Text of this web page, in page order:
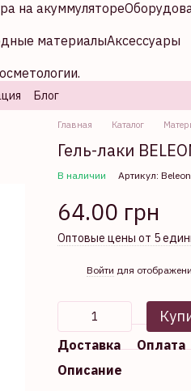
на акуммуляторе
материалыАксессуары
Блог
Главная Каталог
Гель-лаки
В наличии Артикул:
64.00 грн
Оптовые цены от 5
Войти для
Доставка
Оплата
Описание